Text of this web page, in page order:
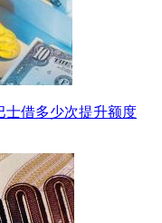
士借多少次提升额度